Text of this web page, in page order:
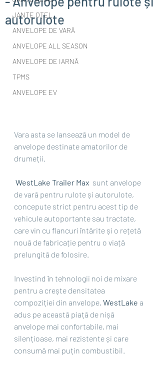
JANTE OȚEL
ANVELOPE DE VARĂ
ANVELOPE ALL SEASON
ANVELOPE DE IARNĂ
TPMS
ANVELOPE EV
autorulote
Vara asta se lansează un model de
anvelope destinate amatorilor de
drumeții.
WestLake Trailer Max sunt anvelope
de vară pentru rulote și autorulote,
concepute strict pentru acest tip de
vehicule autoportante sau tractate,
care vin cu flancuri întărite și o rețetă
nouă de fabricație pentru o viață
prelungită de folosire.
Investind în tehnologii noi de mixare
pentru a crește densitatea
compoziției din anvelope, WestLake a
adus pe această piață de nișă
anvelope mai confortabile, mai
silențioase, mai rezistente și care
consumă mai puțin combustibil.